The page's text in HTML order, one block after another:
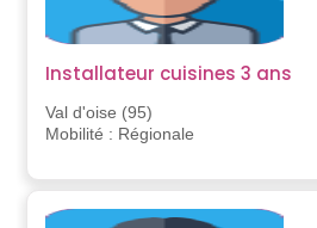
Installateur cuisines 3 ans
Val d'oise (95)
Mobilité : Régionale